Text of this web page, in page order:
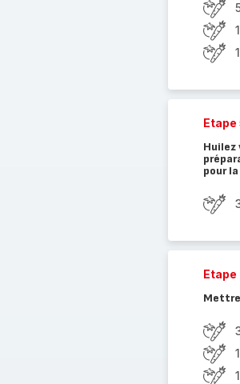
Etape
Huilez
pour
Etape
Mettre